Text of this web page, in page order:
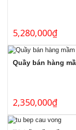
5,280,000₫
Quầy bán hàng
2,350,000₫